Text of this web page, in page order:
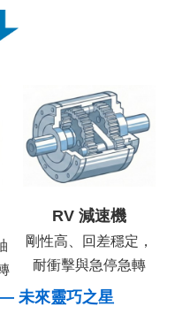
RV 減速機
剛性高、回差穩定，
耐衝擊與急停急轉
未來靈巧之星